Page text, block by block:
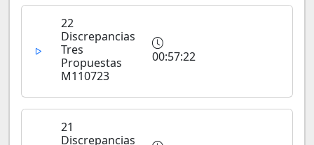
22
Discrepancias
Tres
Propuestas
M110723
00:57:22
21
Discrepancias